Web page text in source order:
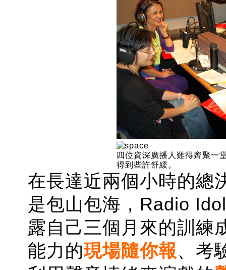
四位資深廣播人難得齊聚一
得到些許舒緩。
在長達近兩個小時的總
是包山包海，Radio
露自己三個月來的訓練
能力的現場隨你報、考